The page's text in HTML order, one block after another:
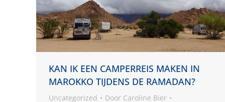
KAN IK EEN CAMPERREIS MAKEN IN
MAROKKO TIJDENS DE RAMADAN?
Uncategorized Door Caroline Bier